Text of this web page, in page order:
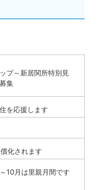
プ～新居関所特別見
集
を応援します
化されます
10月は里親月間です